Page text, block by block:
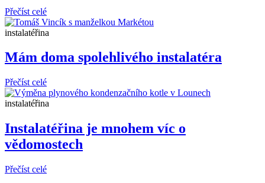
Přečíst celé
instalatéřina
Mám doma spolehlivého instalatéra
Přečíst celé
instalatéřina
Instalatéřina je mnohem víc o
vědomostech
Přečíst celé